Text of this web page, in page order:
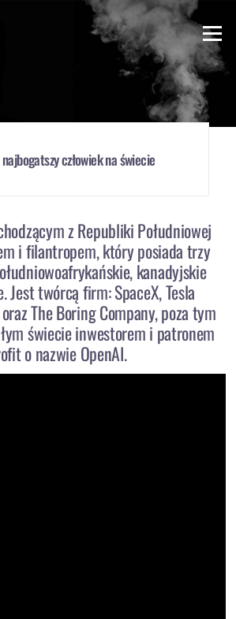
Menu
człowiek na świecie
z Republiki Południowej
i filantropem, który posiada trzy
kanadyjskie
Jest twórcą firm: SpaceX, Tesla
The Boring Company, poza tym
świecie inwestorem i patronem
o nazwie OpenAI.